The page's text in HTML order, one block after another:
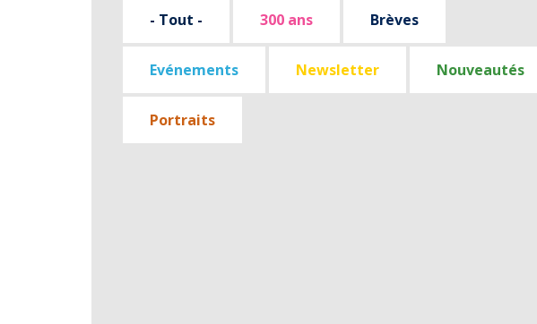
- Tout - 300 ans Brèves
Evénements Newsletter Nouveautés
Portraits